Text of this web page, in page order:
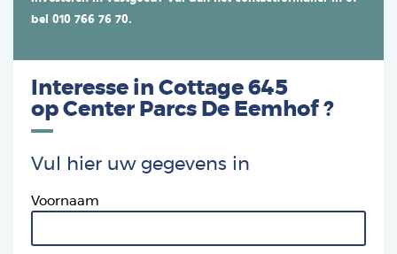
bel 010 766 76 70.
Interesse in Cottage 645
op Center Parcs De Eemhof ?
Vul hier uw gegevens in
Voornaam